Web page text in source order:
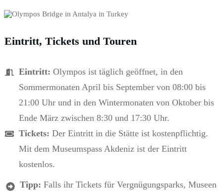
Eintritt, Tickets und Touren
Eintritt: Olympos ist täglich geöffnet, in den
Sommermonaten April bis September von 08:00 bis
21:00 Uhr und in den Wintermonaten von Oktober bis
Ende März zwischen 8:30 und 17:30 Uhr.
Tickets: Der Eintritt in die Stätte ist kostenpflichtig.
Mit dem Museumspass Akdeniz ist der Eintritt
kostenlos.
Tipp: Falls ihr Tickets für Vergnügungsparks, Museen